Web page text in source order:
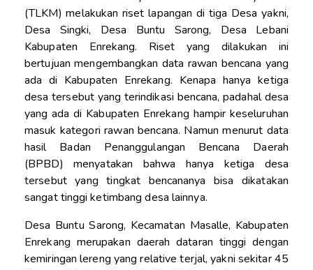
(TLKM) melakukan riset lapangan di tiga Desa yakni,
Desa Singki, Desa Buntu Sarong, Desa Lebani
Kabupaten Enrekang. Riset yang dilakukan ini
bertujuan mengembangkan data rawan bencana yang
ada di Kabupaten Enrekang. Kenapa hanya ketiga
desa tersebut yang terindikasi bencana, padahal desa
yang ada di Kabupaten Enrekang hampir keseluruhan
masuk kategori rawan bencana. Namun menurut data
hasil Badan Penanggulangan Bencana Daerah
(BPBD) menyatakan bahwa hanya ketiga desa
tersebut yang tingkat bencananya bisa dikatakan
sangat tinggi ketimbang desa lainnya.
Desa Buntu Sarong, Kecamatan Masalle, Kabupaten
Enrekang merupakan daerah dataran tinggi dengan
kemiringan lereng yang relative terjal, yakni sekitar 45